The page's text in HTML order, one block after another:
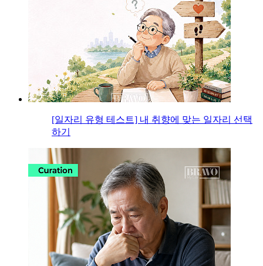
[일자리 유형 테스트] 내 취향에 맞는 일자리 선택
하기